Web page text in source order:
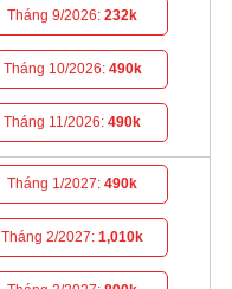
Tháng 9/2026:232k
Tháng 10/2026: 490k
Tháng 11/2026:490k
Tháng 1/2027:490k
Tháng 2/2027:1,010k